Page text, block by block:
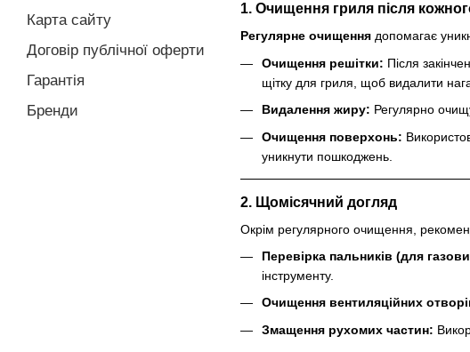
1. Очищення гриля після
Регулярне очищення допомагає
Очищення решітки: Після
щітку для гриля, щоб видалити
Видалення жиру: Регулярно
Очищення поверхонь:
уникнути пошкоджень.
2. Щомісячний догляд
Окрім регулярного очищення,
Перевірка пальників (для
інструменту.
Очищення вентиляційних
Змащення рухомих частин:
Карта сайту
Договір публічної оферти
Гарантія
Бренди